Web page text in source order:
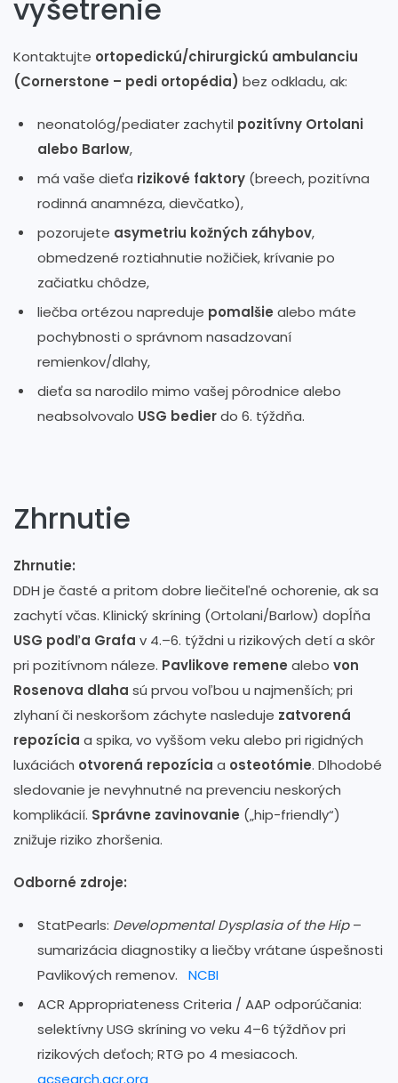
vyšetrenie
Kontaktujte ortopedickú/chirurgickú ambulanciu
(Cornerstone – pedi ortopédia) bez odkladu, ak:
neonatológ/pediater zachytil pozitívny Ortolani
alebo Barlow,
má vaše dieťa rizikové faktory (breech, pozitívna
rodinná anamnéza, dievčatko),
pozorujete asymetriu kožných záhybov,
obmedzené roztiahnutie nožičiek, krívanie po
začiatku chôdze,
liečba ortézou napreduje pomalšie alebo máte
pochybnosti o správnom nasadzovaní
remienkov/dlahy,
dieťa sa narodilo mimo vašej pôrodnice alebo
neabsolvovalo USG bedierdo 6. týždňa.
Zhrnutie
Zhrnutie:
DDH je časté a pritom dobre liečiteľné ochorenie, ak sa
zachytí včas. Klinický skríning (Ortolani/Barlow) dopĺňa
USG podľa Grafa v 4.–6. týždni u rizikových detí a skôr
pri pozitívnom náleze. Pavlikove remene alebo von
Rosenova dlaha sú prvou voľbou u najmenších; pri
zlyhaní či neskoršom záchyte nasleduje zatvorená
repozícia a spika, vo vyššom veku alebo pri rigidných
luxáciách otvorená repozícia a osteotómie. Dlhodobé
sledovanie je nevyhnutné na prevenciu neskorých
komplikácií. Správne zavinovanie („hip-friendly“)
znižuje riziko zhoršenia.
Odborné zdroje:
StatPearls: Developmental Dysplasia of the Hip–
sumarizácia diagnostiky a liečby vrátane úspešnosti
Pavlikových remenov.
NCBI
ACR Appropriateness Criteria / AAP odporúčania:
selektívny USG skríning vo veku 4–6 týždňov pri
rizikových deťoch; RTG po 4 mesiacoch.
acsearch.acr.org